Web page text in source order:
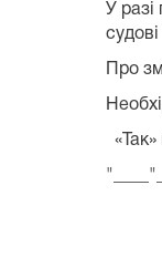
У разі
Про